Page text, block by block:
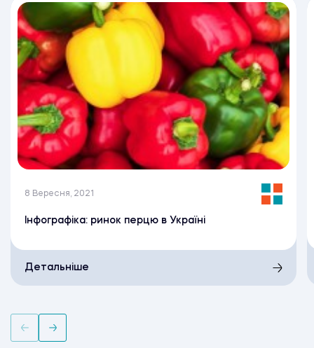
8 Вересня, 2021
Інфографіка: ринок перцю в Україні
Детальніше